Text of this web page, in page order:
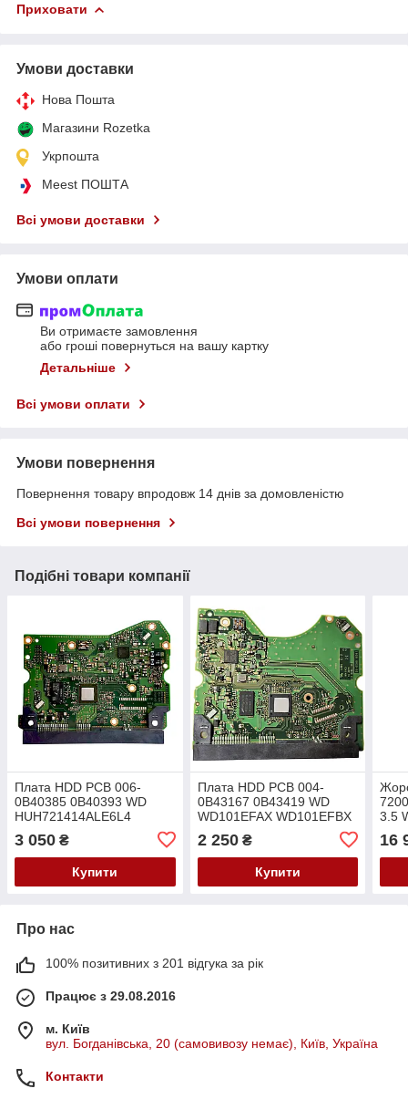
Приховати
Умови доставки
Нова Пошта
Магазини Rozetka
Укрпошта
Meest ПОШТА
Всі умови доставки
Умови оплати
Ви отримаєте замовлення
або гроші повернуться на вашу картку
Детальніше
Всі умови оплати
Умови повернення
Повернення товару впродовж 14 днів за домовленістю
Всі умови повернення
Подібні товари компанії
Плата HDD PCB 006-
0B40385 0B40393 WD
HUH721414ALE6L4
3 050 ₴
Купити
Плата HDD PCB 004-
0B43167 0B43419 WD
WD101EFAX WD101EFBX
WD102KFBX WD102KRYZ
WD102PURZ
2 250₴
Купити
3.5
16
Про нас
100% позитивних з 201 відгука за рік
Працює з 29.08.2016
м. Київ
вул. Богданівська, 20 (самовивозу немає), Київ, Україна
Контакти